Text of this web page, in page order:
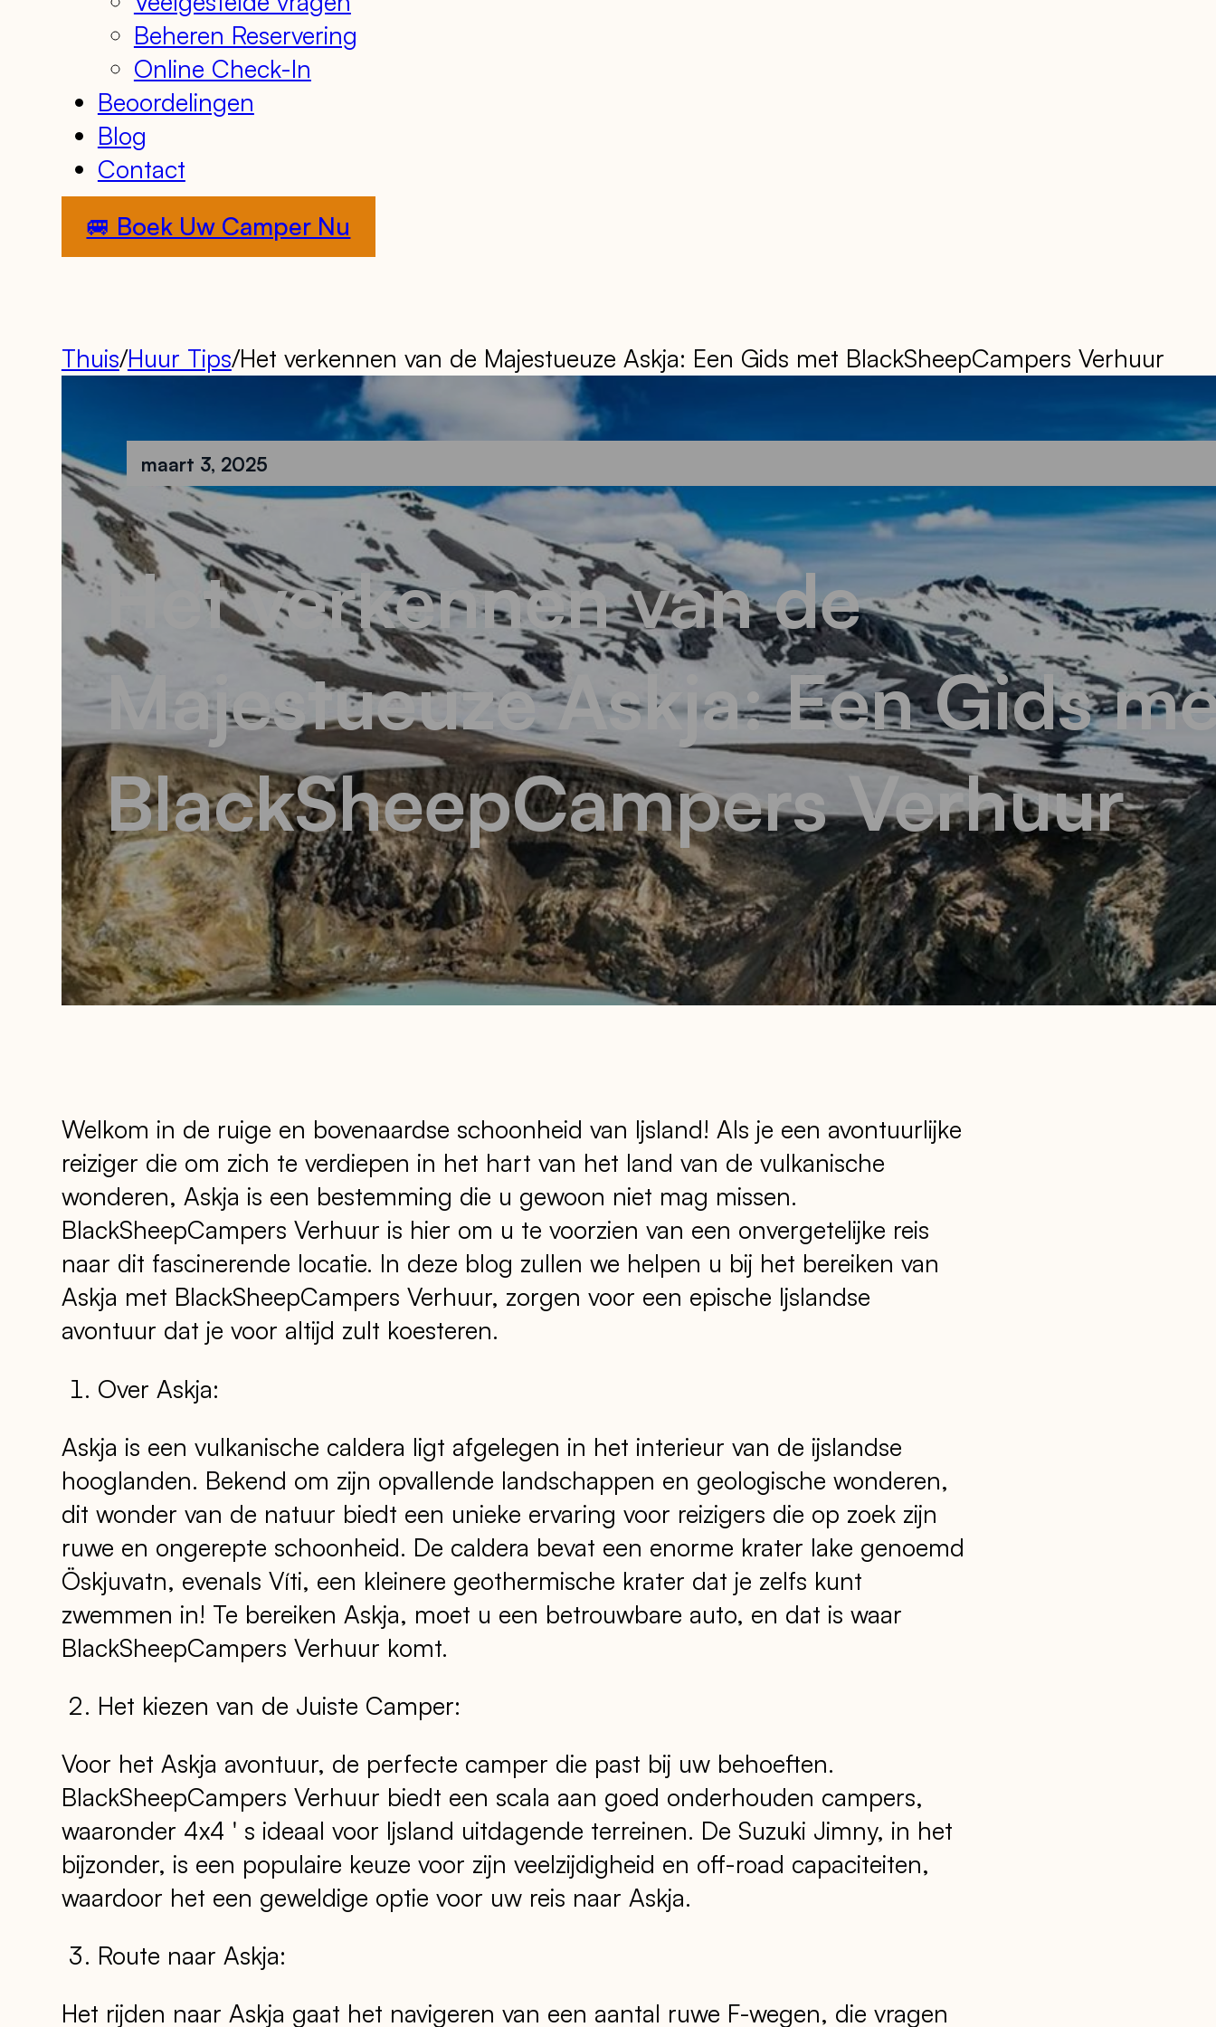
Beheren Reservering
Online Check-In
Beoordelingen
Blog
Contact
🚐 Boek Uw Camper Nu
Thuis/Huur Tips/Het verkennen van de Majestueuze Askja: Een Gids met BlackSheepCampers Verhuur
maart 3, 2025
Het verkennen van de
Majestueuze Askja: Een Gids
BlackSheepCampers Verhuur
Welkom in de ruige en bovenaardse schoonheid van Ijsland! Als je een avontuurlijke
reiziger die om zich te verdiepen in het hart van het land van de vulkanische
wonderen, Askja is een bestemming die u gewoon niet mag missen.
BlackSheepCampers Verhuur is hier om u te voorzien van een onvergetelijke reis
naar dit fascinerende locatie. In deze blog zullen we helpen u bij het bereiken van
Askja met BlackSheepCampers Verhuur, zorgen voor een epische Ijslandse
avontuur dat je voor altijd zult koesteren.
Over Askja:
Askja is een vulkanische caldera ligt afgelegen in het interieur van de ijslandse
hooglanden. Bekend om zijn opvallende landschappen en geologische wonderen,
dit wonder van de natuur biedt een unieke ervaring voor reizigers die op zoek zijn
ruwe en ongerepte schoonheid. De caldera bevat een enorme krater lake genoemd
Öskjuvatn, evenals Víti, een kleinere geothermische krater dat je zelfs kunt
zwemmen in! Te bereiken Askja, moet u een betrouwbare auto, en dat is waar
BlackSheepCampers Verhuur komt.
Het kiezen van de Juiste Camper:
Voor het Askja avontuur, de perfecte camper die past bij uw behoeften.
BlackSheepCampers Verhuur biedt een scala aan goed onderhouden campers,
waaronder 4x4 ' s ideaal voor Ijsland uitdagende terreinen. De Suzuki Jimny, in het
bijzonder, is een populaire keuze voor zijn veelzijdigheid en off-road capaciteiten,
waardoor het een geweldige optie voor uw reis naar Askja.
Route naar Askja:
Het rijden naar Askja gaat het navigeren van een aantal ruwe F-wegen, die vragen